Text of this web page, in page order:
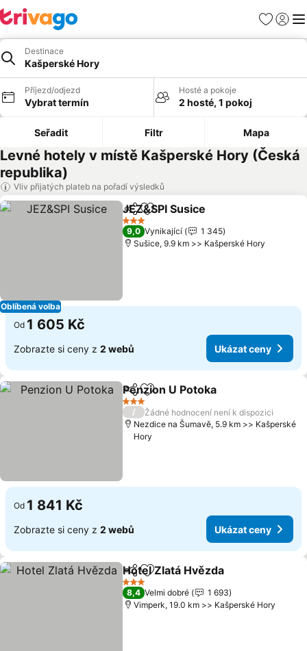
Oblíbené
Destinace
Kašperské Hory
Příjezd/odjezd
Vybrat termín
Hosté a pokoje
2 hosté, 1 pokoj
Seřadit Filtr Mapa
Levné hotely v místě Kašperské Hory (Česká
republika)
Vliv přijatých plateb na pořadí výsledků
Oblíbená volba
SdíletPřidat na seznam oblíbených
JEZ&SPI Susice
3 Počet hvězdiček
9,0 Vynikající
1 345
Sušice, 9.9 km >> Kašperské Hory
Od 1 605 Kč
Zobrazte si ceny z 2 webů Ukázat ceny
SdíletPřidat na seznam oblíbených
Penzion U Potoka
3 Počet hvězdiček
/
Žádné hodnocení není k dispozici
Nezdice na Šumavě, 5.9 km >> Kašperské
Hory
Od 1 841 Kč
Zobrazte si ceny z 2 webů Ukázat ceny
SdíletPřidat na seznam oblíbených
Hotel Zlatá Hvězda
3 Počet hvězdiček
8,4 Velmi dobré
1 693
Vimperk, 19.0 km >> Kašperské Hory